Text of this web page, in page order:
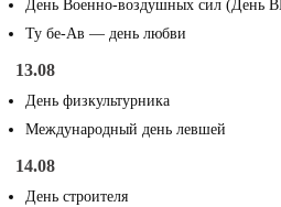
День Военно-воздушных сил (День
Ту бе-Ав — день любви
13.08
День физкультурника
Международный день левшей
14.08
День строителя